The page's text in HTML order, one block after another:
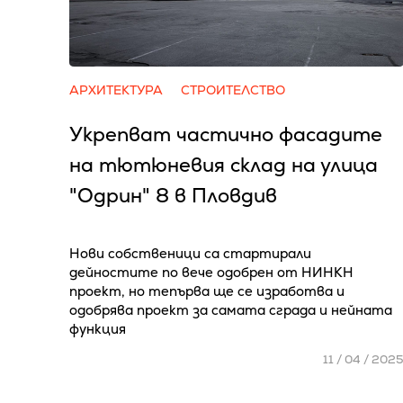
АРХИТЕКТУРА СТРОИТЕЛСТВО
Укрепват частично фасадите
на тютюневия склад на улица
"Одрин" 8 в Пловдив
Нови собственици са стартирали
дейностите по вече одобрен от НИНКН
проект, но тепърва ще се изработва и
одобрява проект за самата сграда и нейната
функция
11 / 04 / 2025